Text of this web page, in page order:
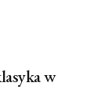
w